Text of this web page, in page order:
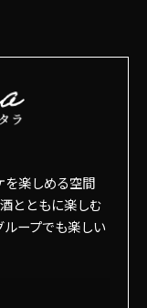
を楽しめる空間
とともに楽しむ
ープでも楽しい